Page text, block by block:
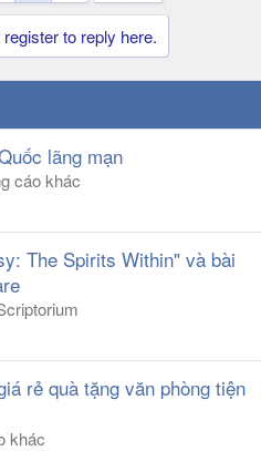
to reply here.
lãng mạn
cáo khác
The Spirits Within" và bài
rẻ quà tặng văn phòng tiện
khác